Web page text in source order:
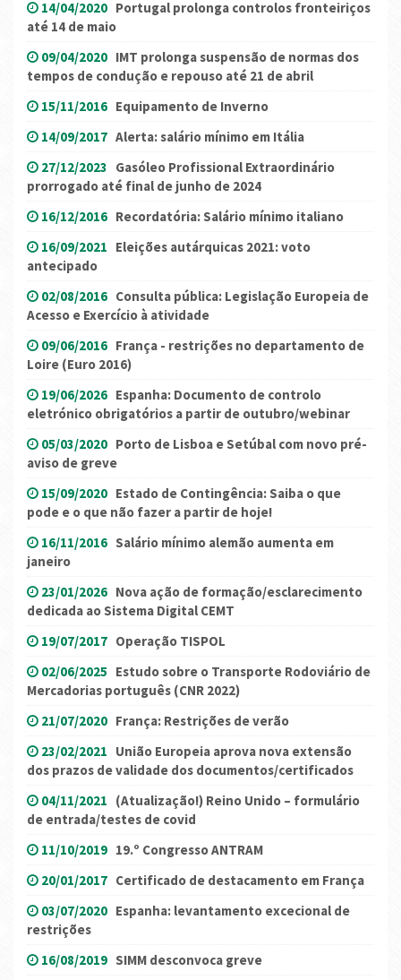
14/04/2020 Portugal prolonga controlos fronteiriços
até 14 de maio
09/04/2020 IMT prolonga suspensão de normas dos
tempos de condução e repouso até 21 de abril
15/11/2016 Equipamento de Inverno
14/09/2017 Alerta: salário mínimo em Itália
27/12/2023 Gasóleo Profissional Extraordinário
prorrogado até final de junho de 2024
16/12/2016 Recordatória: Salário mínimo italiano
16/09/2021 Eleições autárquicas 2021: voto
antecipado
02/08/2016 Consulta pública: Legislação Europeia de
Acesso e Exercício à atividade
09/06/2016 França - restrições no departamento de
Loire (Euro 2016)
19/06/2026 Espanha: Documento de controlo
eletrónico obrigatórios a partir de outubro/webinar
05/03/2020 Porto de Lisboa e Setúbal com novo pré-
aviso de greve
15/09/2020 Estado de Contingência: Saiba o que
pode e o que não fazer a partir de hoje!
16/11/2016 Salário mínimo alemão aumenta em
janeiro
23/01/2026 Nova ação de formação/esclarecimento
dedicada ao Sistema Digital CEMT
19/07/2017 Operação TISPOL
02/06/2025 Estudo sobre o Transporte Rodoviário de
Mercadorias português (CNR 2022)
21/07/2020 França: Restrições de verão
23/02/2021 União Europeia aprova nova extensão
dos prazos de validade dos documentos/certificados
04/11/2021 (Atualização!) Reino Unido – formulário
de entrada/testes de covid
11/10/2019 19.º Congresso ANTRAM
20/01/2017 Certificado de destacamento em França
03/07/2020 Espanha: levantamento excecional de
restrições
16/08/2019 SIMM desconvoca greve